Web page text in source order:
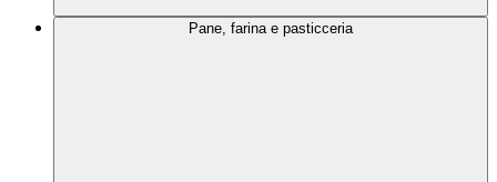
Pane, farina e pasticceria